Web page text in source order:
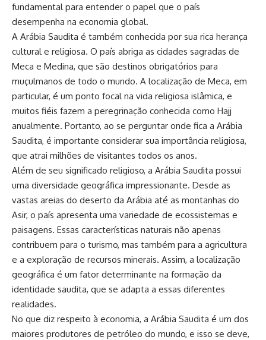
fundamental para entender o papel que o país
desempenha na economia global.
A Arábia Saudita é também conhecida por sua rica herança
cultural e religiosa. O país abriga as cidades sagradas de
Meca e Medina, que são destinos obrigatórios para
muçulmanos de todo o mundo. A localização de Meca, em
particular, é um ponto focal na vida religiosa islâmica, e
muitos fiéis fazem a peregrinação conhecida como Hajj
anualmente. Portanto, ao se perguntar onde fica a Arábia
Saudita, é importante considerar sua importância religiosa,
que atrai milhões de visitantes todos os anos.
Além de seu significado religioso, a Arábia Saudita possui
uma diversidade geográfica impressionante. Desde as
vastas areias do deserto da Arábia até as montanhas do
Asir, o país apresenta uma variedade de ecossistemas e
paisagens. Essas características naturais não apenas
contribuem para o turismo, mas também para a agricultura
e a exploração de recursos minerais. Assim, a localização
geográfica é um fator determinante na formação da
identidade saudita, que se adapta a essas diferentes
realidades.
No que diz respeito à economia, a Arábia Saudita é um dos
maiores produtores de petróleo do mundo, e isso se deve,